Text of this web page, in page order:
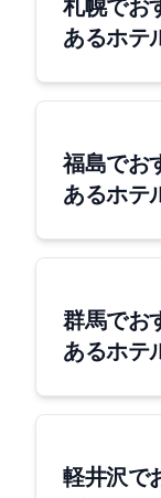
札幌でお
あるホテ
福島でお
あるホテ
群馬でお
あるホテ
軽井沢で